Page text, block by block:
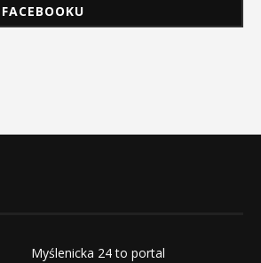
Myślenicka 24 to portal